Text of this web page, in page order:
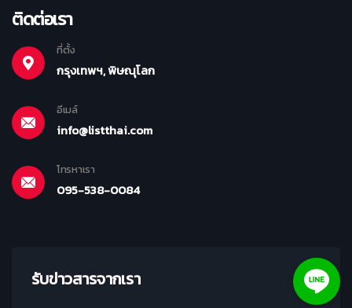
ติดต่อเรา
ที่ตั้ง
กรุงเทพฯ, พิษณุโลก
อีเมล์
info@listthai.com
โทรหาเรา
095-538-0084
รับข่าวสารจากเรา